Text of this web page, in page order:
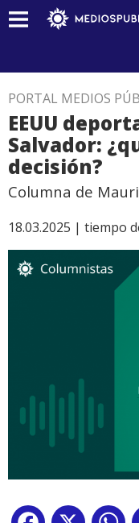
PORTAL MEDIOS
EEUU
Salvador:
decisión?
Columna de
18.03.2025 | tiempo